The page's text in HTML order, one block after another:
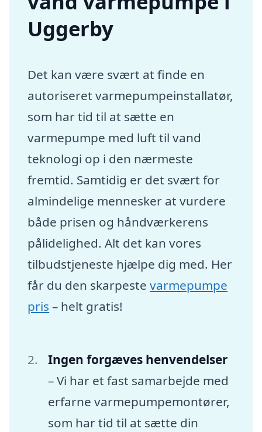
Uggerby
Det kan være svært at finde en
autoriseret varmepumpeinstallatør,
som har tid til at sætte en
varmepumpe med luft til vand
teknologi op i den nærmeste
fremtid. Samtidig er det svært for
almindelige mennesker at vurdere
både prisen og håndværkerens
pålidelighed. Alt det kan vores
tilbudstjeneste hjælpe dig med. Her
får du den skarpestevarmepumpe
pris – helt gratis!
Ingen forgæves henvendelser
– Vi har et fast samarbejde med
erfarne varmepumpemontører,
som har tid til at sætte din